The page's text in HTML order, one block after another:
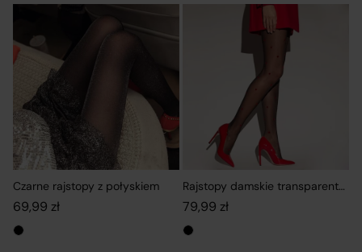
Czarne rajstopy z połyskiem
69,99 zł
Rajstopy damskie transparentne
79,99 zł